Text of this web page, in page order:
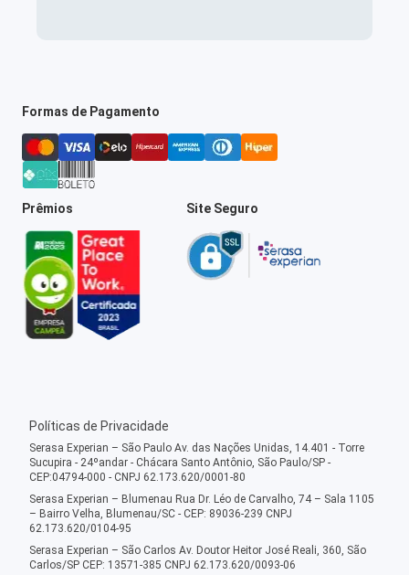
Formas de Pagamento
Prêmios Site Seguro
Políticas de Privacidade
Serasa Experian – São Paulo Av. das Nações Unidas, 14.401 - Torre
Sucupira - 24ºandar - Chácara Santo Antônio, São Paulo/SP -
CEP:04794-000 - CNPJ 62.173.620/0001-80
Serasa Experian – Blumenau Rua Dr. Léo de Carvalho, 74 – Sala 1105
– Bairro Velha, Blumenau/SC - CEP: 89036-239 CNPJ
62.173.620/0104-95
Serasa Experian – São Carlos Av. Doutor Heitor José Reali, 360, São
Carlos/SP CEP: 13571-385 CNPJ 62.173.620/0093-06